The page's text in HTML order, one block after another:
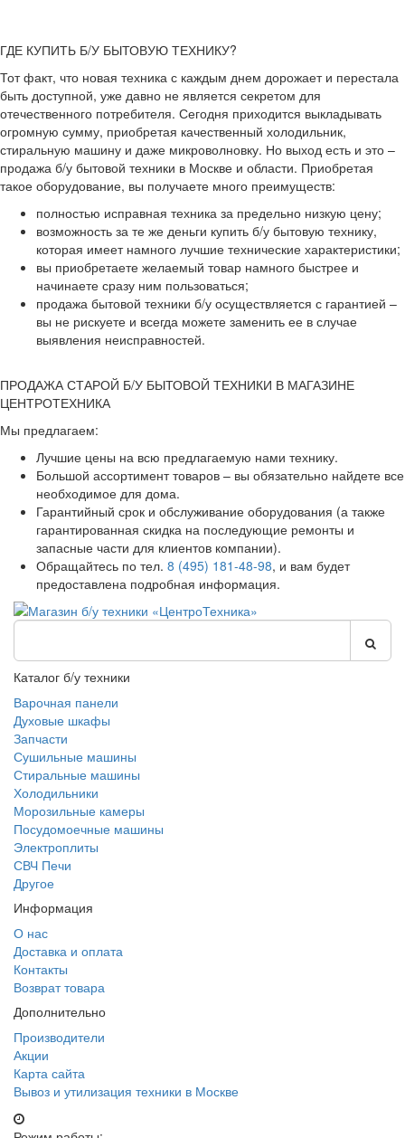
ГДЕ КУПИТЬ Б/У БЫТОВУЮ ТЕХНИКУ?
Тот факт, что новая техника с каждым днем дорожает и перестала
быть доступной, уже давно не является секретом для
отечественного потребителя. Сегодня приходится выкладывать
огромную сумму, приобретая качественный холодильник,
стиральную машину и даже микроволновку. Но выход есть и это –
продажа б/у бытовой техники в Москве и области. Приобретая
такое оборудование, вы получаете много преимуществ:
полностью исправная техника за предельно низкую цену;
возможность за те же деньги купить б/у бытовую технику,
которая имеет намного лучшие технические характеристики;
вы приобретаете желаемый товар намного быстрее и
начинаете сразу ним пользоваться;
продажа бытовой техники б/у осуществляется с гарантией –
вы не рискуете и всегда можете заменить ее в случае
выявления неисправностей.
ПРОДАЖА СТАРОЙ Б/У БЫТОВОЙ ТЕХНИКИ В МАГАЗИНЕ
ЦЕНТРОТЕХНИКА
Мы предлагаем:
Лучшие цены на всю предлагаемую нами технику.
Большой ассортимент товаров – вы обязательно найдете все
необходимое для дома.
Гарантийный срок и обслуживание оборудования (а также
гарантированная скидка на последующие ремонты и
запасные части для клиентов компании).
Обращайтесь по тел. 8 (495) 181-48-98, и вам будет
предоставлена подробная информация.
Каталог б/у техники
Варочная панели
Духовые шкафы
Запчасти
Сушильные машины
Стиральные машины
Холодильники
Морозильные камеры
Посудомоечные машины
Электроплиты
СВЧ Печи
Другое
Информация
О нас
Доставка и оплата
Контакты
Возврат товара
Дополнительно
Производители
Акции
Карта сайта
Вывоз и утилизация техники в Москве